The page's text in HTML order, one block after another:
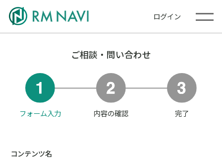
ログイン
ご相談・問い合わせ
フォーム入力 内容の確認 完了
コンテンツ名